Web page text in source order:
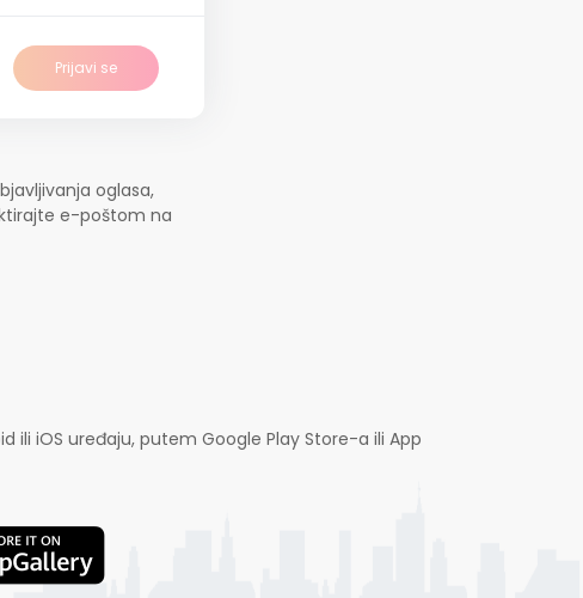
Prijavi se
oglasa,
e-poštom na
ili iOS uređaju, putem Google Play Store-a ili App